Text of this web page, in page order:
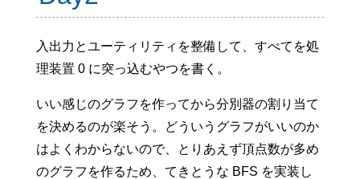
入出力とユーティリティを整備して、すべてを処
理装置 0 に突っ込むやつを書く。
いい感じのグラフを作ってから分別器の割り当て
を決めるのが楽そう。どういうグラフがいいのか
はよくわからないので、とりあえず頂点数が多め
のグラフを作るため、てきとうな BFS を実装し